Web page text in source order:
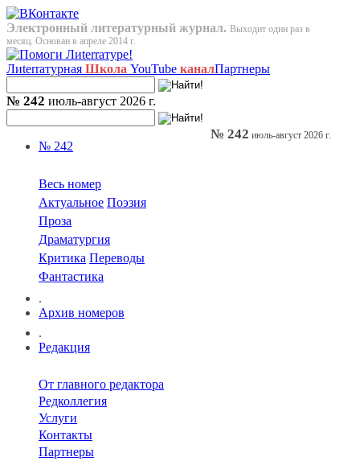
Электронный литературный журнал. Выходит один раз в
месяц. Основан в апреле 2014 г.
Лиterraтурная Школа YouTube каналПартнеры
№ 242 июль-август 2026 г.
№ 242
Весь номер
Актуальное Поэзия
Проза
Драматургия
Критика Переводы
Фантастика
.
Архив номеров
.
Редакция
От главного редактора
Редколлегия
Услуги
Контакты
Партнеры
№ 242 июль-август 2026 г.